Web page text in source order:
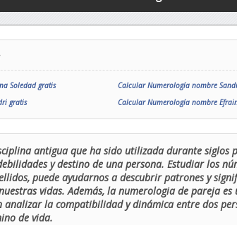
Soledad gratis
Calcular Numerología nombre
gratis
Calcular Numerología nombre
antigua que ha sido utilizada durante siglos
y destino de una persona. Estudiar los
puede ayudarnos a descubrir patrones y
vidas. Además, la numerologia de pareja
analizar la compatibilidad y dinámica entre dos
de vida.